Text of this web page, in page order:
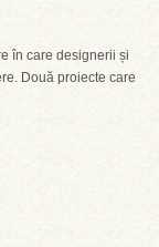
în care designerii și
Două proiecte care